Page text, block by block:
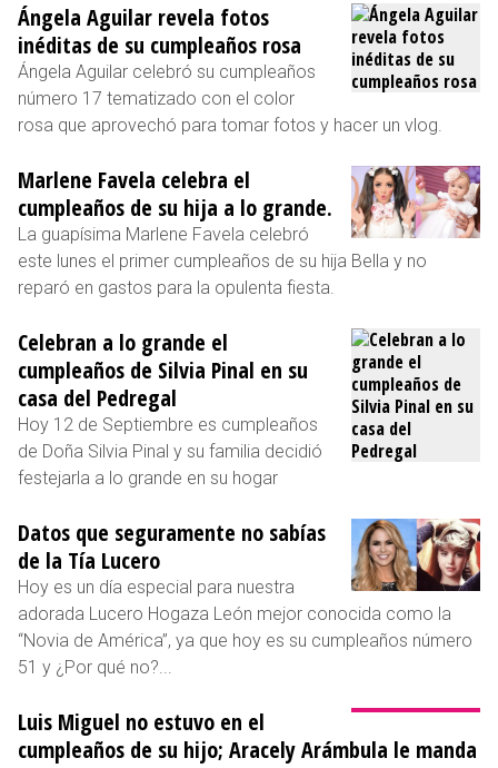
Ángela Aguilar revela fotos
inéditas de su cumpleaños rosa
Ángela Aguilar celebró su cumpleaños
número 17 tematizado con el color
rosa que aprovechó para tomar fotos y hacer un vlog.
Marlene Favela celebra el
cumpleaños de su hija a lo grande.
La guapísima Marlene Favela celebró
este lunes el primer cumpleaños de su hija Bella y no
reparó en gastos para la opulenta fiesta.
Celebran a lo grande el
cumpleaños de Silvia Pinal en su
casa del Pedregal
Hoy 12 de Septiembre es cumpleaños
de Doña Silvia Pinal y su familia decidió
festejarla a lo grande en su hogar
Datos que seguramente no sabías
de la Tía Lucero
Hoy es un día especial para nuestra
adorada Lucero Hogaza León mejor conocida como la
“Novia de América”, ya que hoy es su cumpleaños número
51 y ¿Por qué no?...
Luis Miguel no estuvo en el
cumpleaños de su hijo; Aracely Arámbula le manda